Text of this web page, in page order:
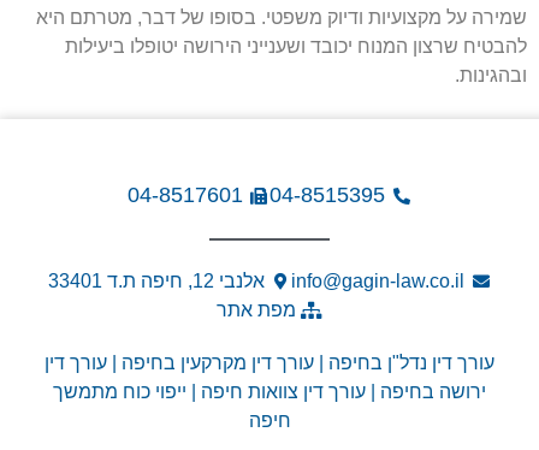
שמירה על מקצועיות ודיוק משפטי. בסופו של דבר, מטרתם היא
להבטיח שרצון המנוח יכובד ושענייני הירושה יטופלו ביעילות
ובהגינות.
04-8515395
04-8517601
info@gagin-law.co.il
אלנבי 12, חיפה ת.ד 33401
מפת אתר
עורך דין נדל"ן בחיפה עורך דין מקרקעין בחיפה
עורך דין
ירושה בחיפה
עורך דין צוואות חיפה
ייפוי כוח מתמשך
חיפה